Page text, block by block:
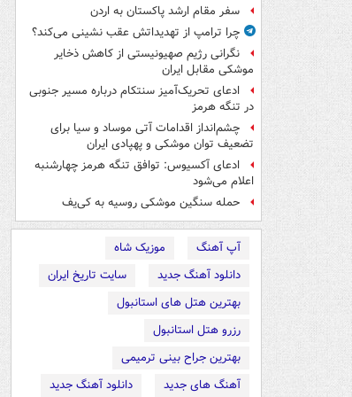
سفر مقام ارشد پاکستان به اردن
چرا ترامپ از تهدیداتش عقب نشینی می‌کند؟
نگرانی رژیم صهیونیستی از کاهش ذخایر
موشکی مقابل ایران
ادعای تحریک‌آمیز سنتکام درباره مسیر جنوبی
در تنگه هرمز
چشم‌انداز اقدامات آتی موساد و سیا برای
تضعیف توان موشکی و پهپادی ایران
ادعای آکسیوس: توافق تنگه هرمز چهارشنبه
اعلام می‌شود
حمله سنگین موشکی روسیه به کی‌یف
آپ آهنگ
موزیک شاه
دانلود آهنگ جدید
سایت تاریخ ایران
بهترین هتل های استانبول
رزرو هتل استانبول
بهترین جراح بینی ترمیمی
آهنگ های جدید
دانلود آهنگ جدید